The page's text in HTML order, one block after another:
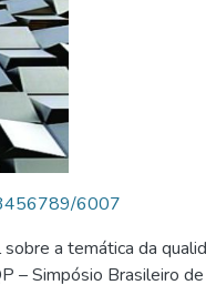
6007
a temática da
– Simpósio Brasileiro